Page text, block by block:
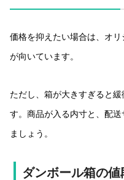
価格を抑えたい場合は、オ
が向いています。
ただし、箱が大きすぎると
す。商品が入る内寸と、配
ましょう。
ダンボール箱の